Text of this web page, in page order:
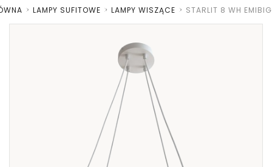
> LAMPY SUFITOWE > LAMPY WISZĄCE > STARLIT 8 WH EMIBIG